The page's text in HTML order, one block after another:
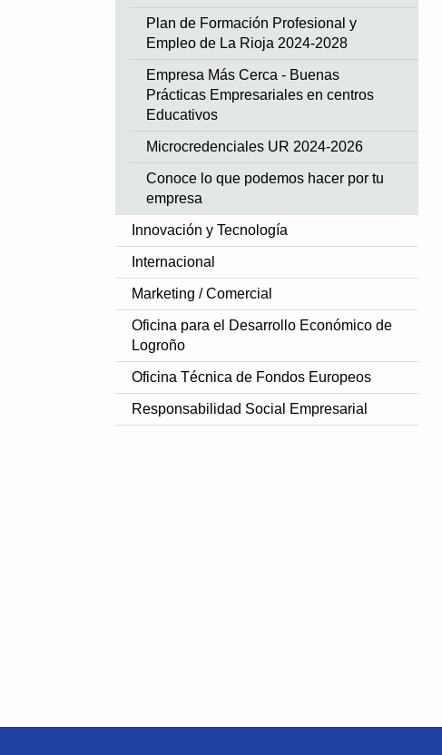
Plan de Formación Profesional y
Empleo de La Rioja 2024-2028
Empresa Más Cerca - Buenas
Prácticas Empresariales en centros
Educativos
Microcredenciales UR 2024-2026
Conoce lo que podemos hacer por tu
empresa
Innovación y Tecnología
Internacional
Marketing / Comercial
Oficina para el Desarrollo Económico de
Logroño
Oficina Técnica de Fondos Europeos
Responsabilidad Social Empresarial